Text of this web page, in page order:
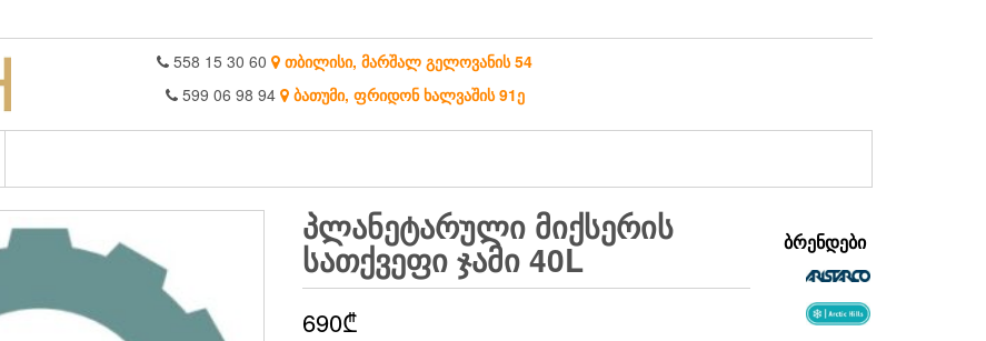
558 15 30 60
თბილისი, მარშალ გელოვანის 54
599 06 98 94
ბათუმი, ფრიდონ ხალვაშის 91ე
ᲞᲚᲐᲜᲔᲢᲐᲠᲣᲚᲘ ᲛᲘᲥᲡᲔᲠᲘᲡ
ᲡᲐᲗᲥᲕᲔᲤᲘ ᲯᲐᲛᲘ 40L
690₾
ᲑᲠᲔᲜᲓᲔᲑᲘ